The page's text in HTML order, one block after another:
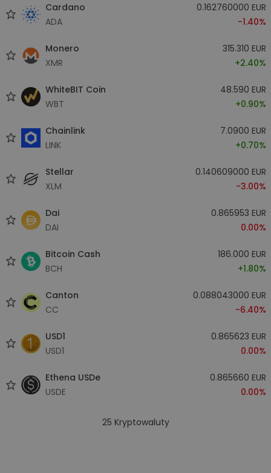
Cardano
ADA
0.162760000 EUR
-1.40%
Monero
XMR
315.310 EUR
+2.40%
WhiteBIT Coin
WBT
48.590 EUR
+0.90%
Chainlink
LINK
7.0900 EUR
+0.70%
Stellar
XLM
0.140609000 EUR
-3.00%
Dai
DAI
0.865953 EUR
0.00%
Bitcoin Cash
BCH
186.000 EUR
+1.80%
Canton
CC
0.088043000 EUR
-6.40%
USD1
USD1
0.865623 EUR
0.00%
Ethena USDe
USDE
0.865660 EUR
0.00%
25 Kryptowaluty